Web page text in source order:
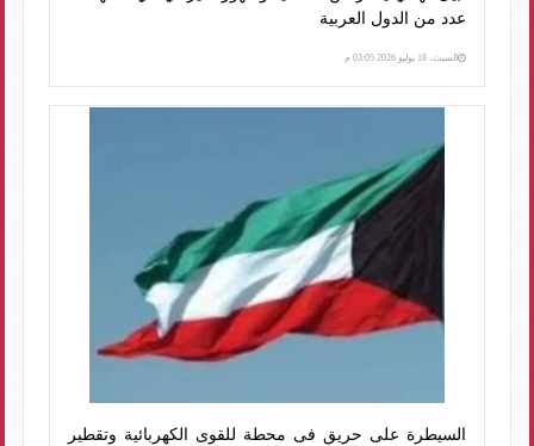
عدد من الدول العربية
السبت، 18 يوليو 2026 03:05 م
السيطرة على حريق فى محطة للقوى الكهربائية وتقطير